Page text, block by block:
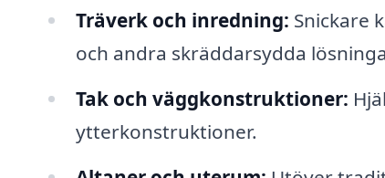
Träverk och inredning: Snickare
och andra skräddarsydda
Tak och väggkonstruktioner:
ytterkonstruktioner.